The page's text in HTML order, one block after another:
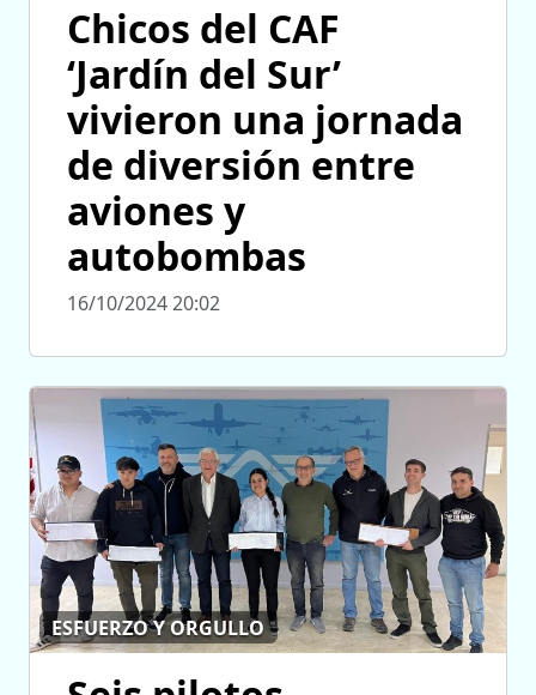
Chicos del CAF
‘Jardín del Sur’
vivieron una jornada
de diversión entre
aviones y
autobombas
16/10/2024 20:02
ESFUERZO Y ORGULLO